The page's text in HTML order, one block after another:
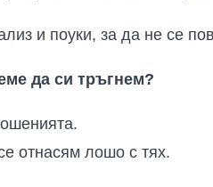
и поуки, за да не се
да си тръгнем?
отнасям лошо с тях.